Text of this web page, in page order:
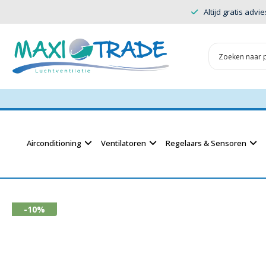
Altijd gratis
Airconditioning Ventilatoren Regelaars & Sensoren
-10%